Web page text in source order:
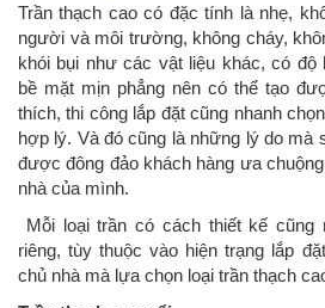
Trần thạch cao có đặc tính là nhẹ,
người và môi trường, không cháy,
khói bụi như các vật liệu khác, có độ
bề mặt mịn phẳng nên có thể tạo
thích, thi công lắp đặt cũng nhanh
hợp lý. Và đó cũng là những lý do mà
được đông đảo khách hàng ưa
nhà của mình.
Mỗi loại trần có cách thiết kế
riêng, tùy thuộc vào hiện trạng lắp
chủ nhà mà lựa chọn loại trần thạch